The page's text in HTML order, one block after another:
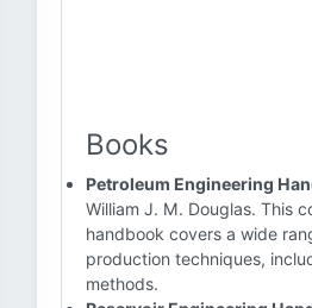
Books
Petroleum Engineering
William J. M. Douglas. This
handbook covers a wide
production techniques,
methods.